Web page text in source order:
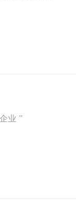
业 ”